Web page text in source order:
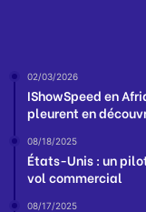
02/03/2026
IShowSpeed en
pleurent en
08/18/2025
États-Unis : un
vol commercial
08/17/2025